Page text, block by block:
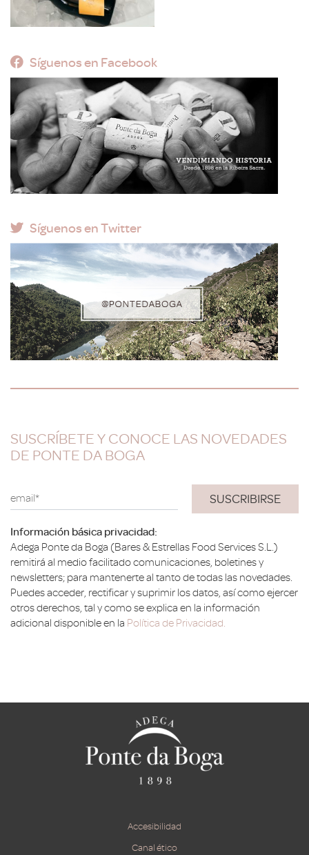
Síguenos en Facebook
Síguenos en Twitter
SUSCRÍBETE Y CONOCE LAS NOVEDADES
DE PONTE DA BOGA
email*
Información básica privacidad:
Adega Ponte da Boga (Bares & Estrellas Food Services S.L.)
remitirá al medio facilitado comunicaciones, boletines y
newsletters; para mantenerte al tanto de todas las novedades.
Puedes acceder, rectificar y suprimir los datos, así como ejercer
otros derechos, tal y como se explica en la información
adicional disponible en la Política de Privacidad.
Accesibilidad
Canal ético